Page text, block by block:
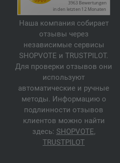
Наша компания собирает
отзывы через
независимые сервисы
SHOPVOTE и TRUSTPILOT.
Для проверки отзывов они
используют
автоматические и ручные
методы. Информацию о
подлинности отзывов
клиентов можно найти
здесь: SHOPVOTE,
TRUSTPILOT